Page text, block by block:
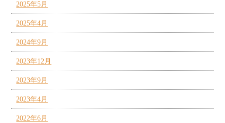
2025年5月
2025年4月
2024年9月
2023年12月
2023年9月
2023年4月
2022年6月